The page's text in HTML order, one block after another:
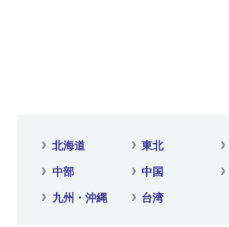
北海道 東北
中部 中国
九州・沖縄 台湾